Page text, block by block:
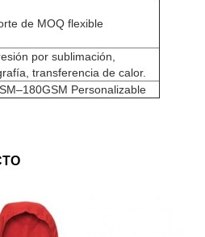
de MOQ flexible
por sublimación,
transferencia de calor.
Personalizable